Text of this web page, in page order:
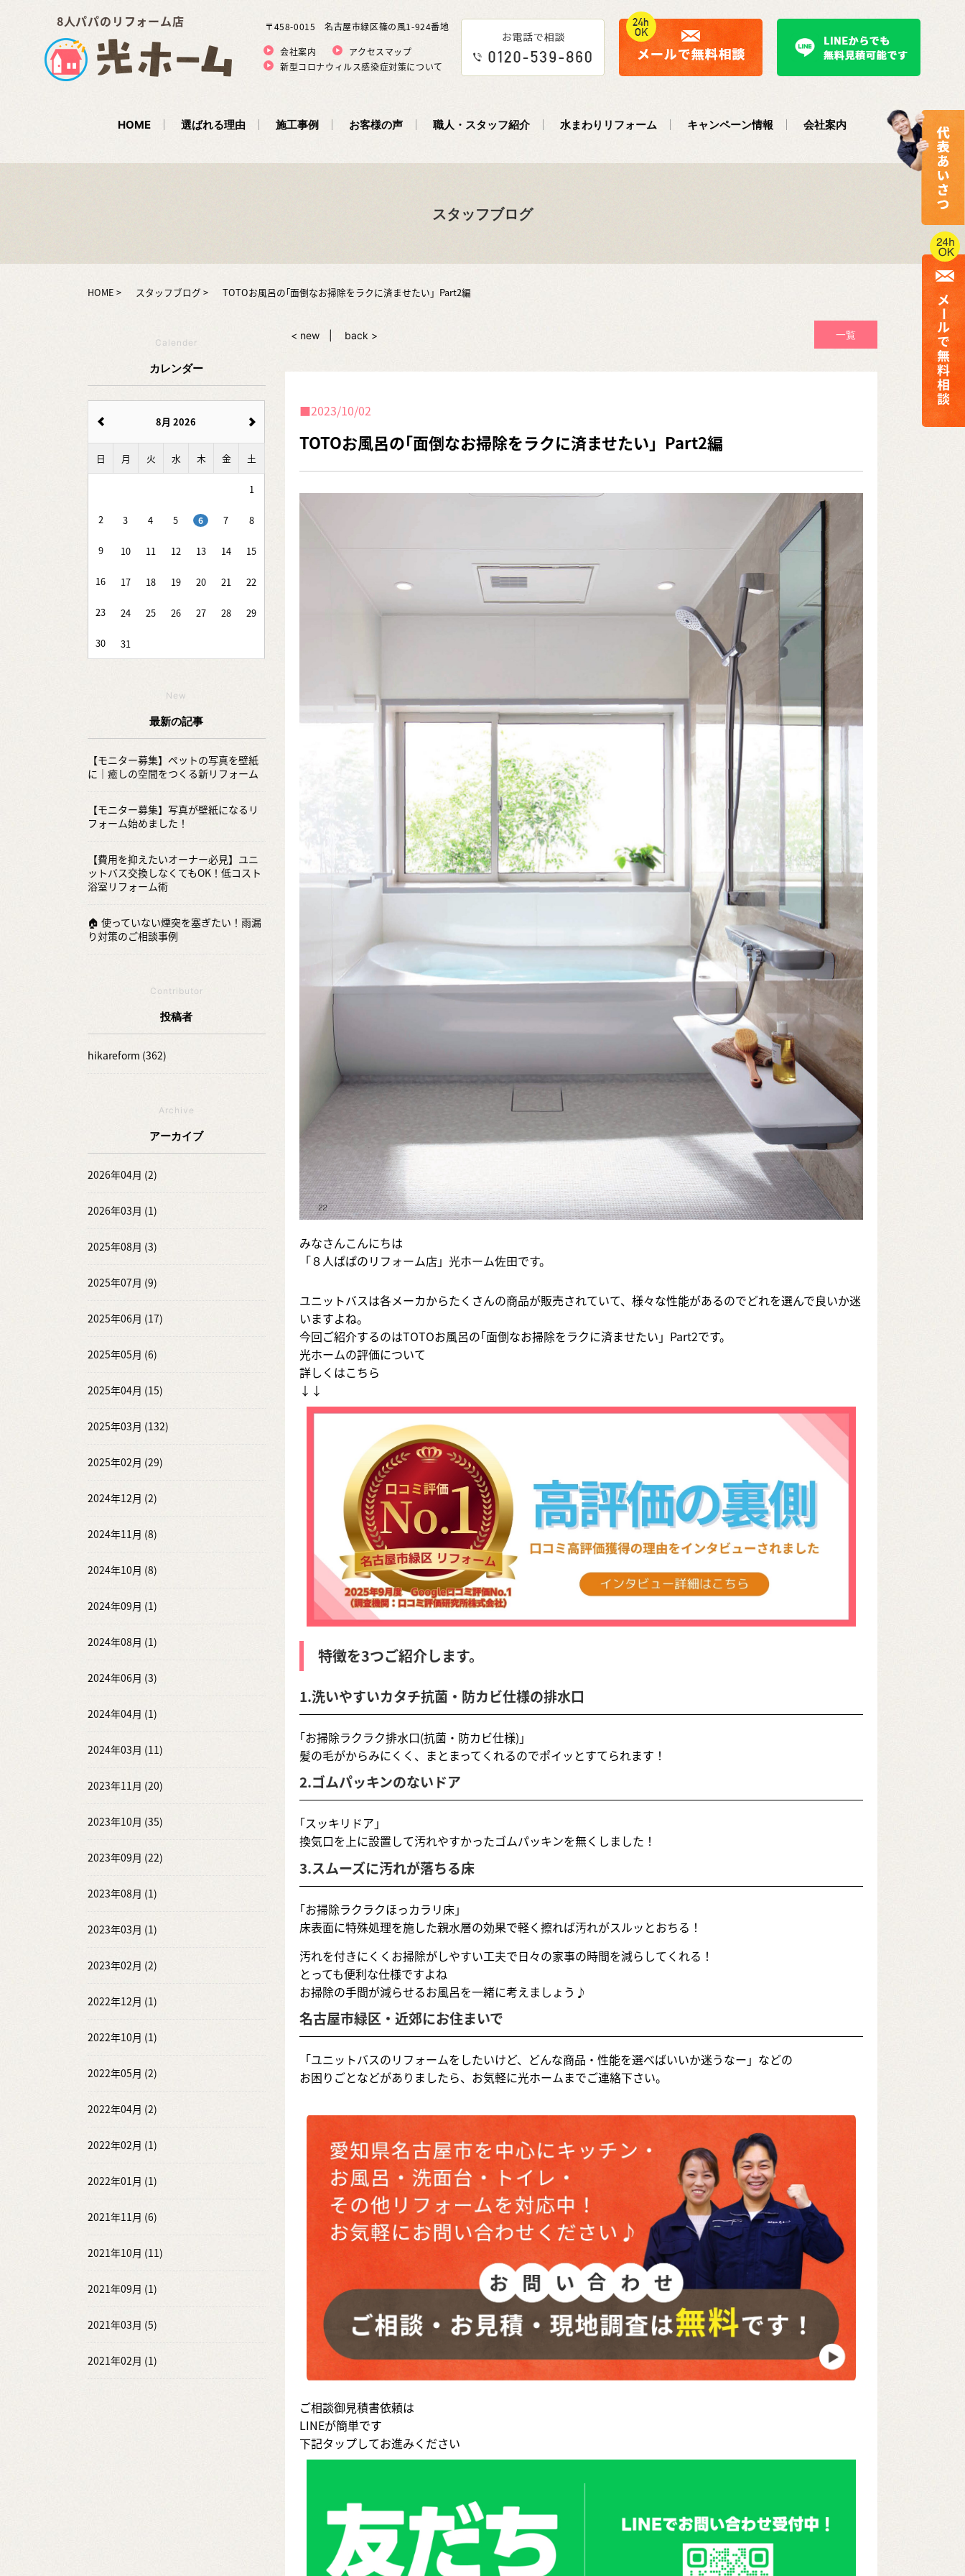
8人パパのリフォーム店
会社案内
アクセスマップ
新型コロナウィルス感染症対策について
〒458-0015 名古屋市緑区篠の風1-924番地
HOME 選ばれる理由 施工事例 お客様の声 職人・スタッフ紹介 水まわりリフォーム キャンペーン情報 会社案内
スタッフブログ
HOME スタッフブログ TOTOお風呂の｢面倒なお掃除をラクに済ませたい」Part2編
一覧
< new back >
2023/10/02
TOTOお風呂の｢面倒なお掃除をラクに済ませたい」Part2編
みなさんこんにちは
「８人ぱぱのリフォーム店」光ホーム佐田です。
ユニットバスは各メーカからたくさんの商品が販売されていて、様々な性能があるのでどれを選んで良いか迷
いますよね。
今回ご紹介するのはTOTOお風呂の｢面倒なお掃除をラクに済ませたい」Part2です。
光ホームの評価について
詳しくはこちら
↓↓
特徴を3つご紹介します。
1.洗いやすいカタチ抗菌・防カビ仕様の排水口
｢お掃除ラクラク排水口(抗菌・防カビ仕様)｣
髪の毛がからみにくく、まとまってくれるのでポイッとすてられます！
2.ゴムパッキンのないドア
｢スッキリドア｣
換気口を上に設置して汚れやすかったゴムパッキンを無くしました！
3.スムーズに汚れが落ちる床
｢お掃除ラクラクほっカラリ床｣
床表面に特殊処理を施した親水層の効果で軽く擦れば汚れがスルッとおちる！
汚れを付きにくくお掃除がしやすい工夫で日々の家事の時間を減らしてくれる！
とっても便利な仕様ですよね
お掃除の手間が減らせるお風呂を一緒に考えましょう♪
名古屋市緑区・近郊にお住まいで
「ユニットバスのリフォームをしたいけど、どんな商品・性能を選べばいいか迷うなー」などの
お困りごとなどがありましたら、お気軽に光ホームまでご連絡下さい。
ご相談御見積書依頼は
LINEが簡単です
下記タップしてお進みください
Calender
カレンダー
8月 2026
日 月 火 水 木 金 土
1
2 3 4 5 6 7 8
9 10 11 12 13 14 15
16 17 18 19 20 21 22
23 24 25 26 27 28 29
30 31
New
最新の記事
【モニター募集】ペットの写真を壁紙
に｜癒しの空間をつくる新リフォーム
【モニター募集】写真が壁紙になるリ
フォーム始めました！
【費用を抑えたいオーナー必見】ユニ
ットバス交換しなくてもOK！低コスト
浴室リフォーム術
🏠 使っていない煙突を塞ぎたい！雨漏
り対策のご相談事例
Contributor
投稿者
hikareform (362)
Archive
アーカイブ
2026年04月 (2)
2026年03月 (1)
2025年08月 (3)
2025年07月 (9)
2025年06月 (17)
2025年05月 (6)
2025年04月 (15)
2025年03月 (132)
2025年02月 (29)
2024年12月 (2)
2024年11月 (8)
2024年10月 (8)
2024年09月 (1)
2024年08月 (1)
2024年06月 (3)
2024年04月 (1)
2024年03月 (11)
2023年11月 (20)
2023年10月 (35)
2023年09月 (22)
2023年08月 (1)
2023年03月 (1)
2023年02月 (2)
2022年12月 (1)
2022年10月 (1)
2022年05月 (2)
2022年04月 (2)
2022年02月 (1)
2022年01月 (1)
2021年11月 (6)
2021年10月 (11)
2021年09月 (1)
2021年03月 (5)
2021年02月 (1)